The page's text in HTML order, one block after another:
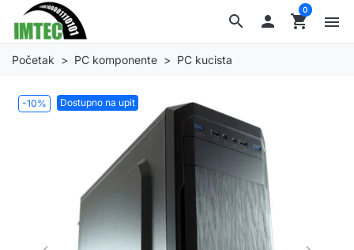
search  shopping_cart
0
menu
Početak PC komponente PC kucista
-10% Dostupno na upit